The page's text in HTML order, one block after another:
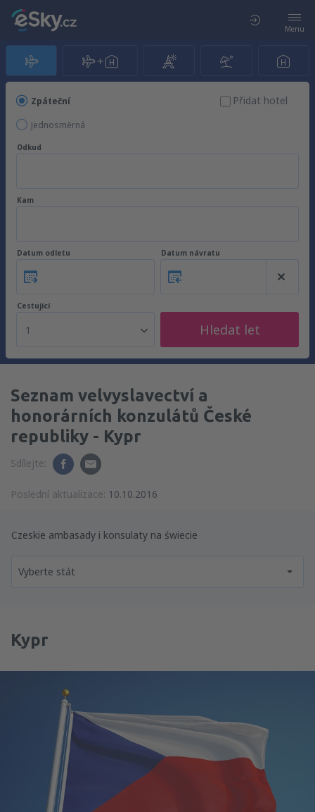
Menu
Zpáteční
Jednosměrná
Přidat hotel
Odkud
Kam
Datum odletu Datum návratu
Cestující
1 Hledat let
Seznam velvyslavectví a
honorárních konzulátů České
republiky - Kypr
Sdílejte:
Poslední aktualizace: 10.10.2016
Czeskie ambasady i konsulaty na świecie
Vyberte stát
Kypr